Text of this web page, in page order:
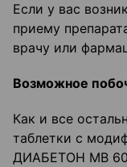
Если у вас
приему
врачу или
Возможное
Как и все
таблетки с
ДИАБЕТОН МВ 60